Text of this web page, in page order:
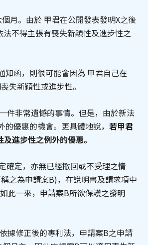
月。由於 甲君在公開發表發明X之後
不得主張有喪失新穎性及進步性之
知函，則很可能會因為 甲君自己在
失新穎性或進步性。
件非常遺憾的事情。但是，由於新法
優惠的機會。更具體地說， 若甲君
進步性之例外的優惠。
確定，亦無已經撤回或不受理之情
之為申請案B)，在說明書及請求項中
此一來，申請案B所欲保護之發明
據修正後的專利法，申請案B之申請